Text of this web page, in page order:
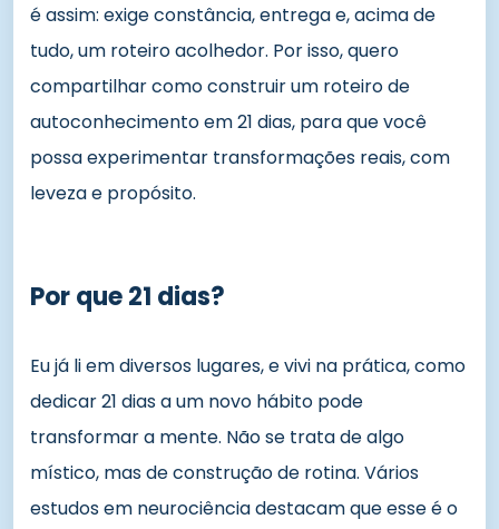
é assim: exige constância, entrega e, acima de
tudo, um roteiro acolhedor. Por isso, quero
compartilhar como construir um roteiro de
autoconhecimento em 21 dias, para que você
possa experimentar transformações reais, com
leveza e propósito.
Por que 21 dias?
Eu já li em diversos lugares, e vivi na prática, como
dedicar 21 dias a um novo hábito pode
transformar a mente. Não se trata de algo
místico, mas de construção de rotina. Vários
estudos em neurociência destacam que esse é o